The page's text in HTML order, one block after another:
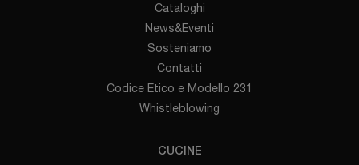
Cataloghi
News&Eventi
Sosteniamo
Contatti
Codice Etico e Modello 231
Whistleblowing
CUCINE